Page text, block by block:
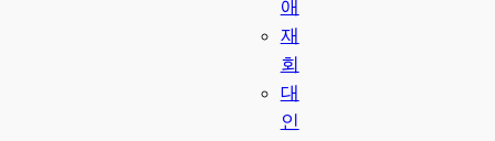
애
재
회
대
인